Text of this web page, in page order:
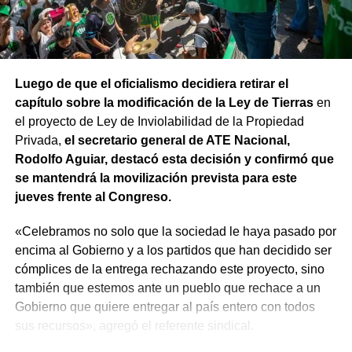
Luego de que el oficialismo decidiera retirar el
capítulo sobre la modificación de la Ley de Tierrasen
el proyecto de Ley de Inviolabilidad de la Propiedad
Privada, el secretario general de ATE Nacional,
Rodolfo Aguiar, destacó esta decisión y confirmó que
se mantendrá la movilización prevista para este
jueves frente al Congreso.
«Celebramos no solo que la sociedad le haya pasado por
encima al Gobierno y a los partidos que han decidido ser
cómplices de la entrega rechazando este proyecto, sino
también que estemos ante un pueblo que rechace a un
Gobierno que quiere entregar al país entero con todos
sus recursos», agregó el referente sindical.